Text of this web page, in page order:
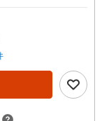
産売買専門会社で
も多数ご用意！お
門スタッフによる
シャルプラン提案
に知らないお客様